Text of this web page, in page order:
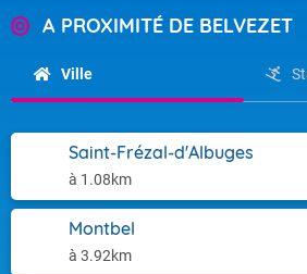
A PROXIMITÉ DE BELVEZET
Ville
Saint-Frézal-d'Albuges
à 1.08km
Montbel
à 3.92km